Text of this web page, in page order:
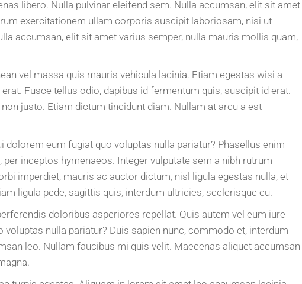
libero. Nulla pulvinar eleifend sem. Nulla accumsan, elit sit amet
exercitationem ullam corporis suscipit laboriosam, nisi ut
accumsan, elit sit amet varius semper, nulla mauris mollis quam,
vel massa quis mauris vehicula lacinia. Etiam egestas wisi a
Fusce tellus odio, dapibus id fermentum quis, suscipit id erat.
justo. Etiam dictum tincidunt diam. Nullam at arcu a est
eum fugiat quo voluptas nulla pariatur? Phasellus enim
inceptos hymenaeos. Integer vulputate sem a nibh rutrum
imperdiet, mauris ac auctor dictum, nisl ligula egestas nulla, et
ligula pede, sagittis quis, interdum ultricies, scelerisque eu.
doloribus asperiores repellat. Quis autem vel eum iure
nulla pariatur? Duis sapien nunc, commodo et, interdum
leo. Nullam faucibus mi quis velit. Maecenas aliquet accumsan